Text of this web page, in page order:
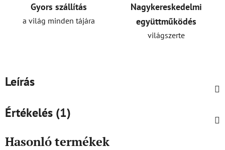
Gyors szállítás
a világ minden tájára
Nagykereskedelmi
együttműködés
világszerte
Leírás
Értékelés (1)
Hasonló termékek